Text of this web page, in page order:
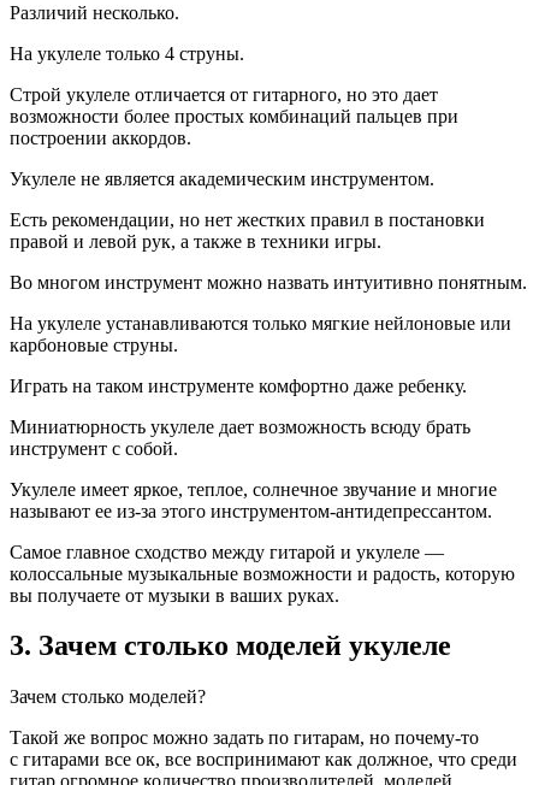
Различий несколько.
На укулеле только 4 струны.
Строй укулеле отличается от гитарного, но это дает
возможности более простых комбинаций пальцев при
построении аккордов.
Укулеле не является академическим инструментом.
Есть рекомендации, но нет жестких правил в постановки
правой и левой рук, а также в техники игры.
Во многом инструмент можно назвать интуитивно понятным.
На укулеле устанавливаются только мягкие нейлоновые или
карбоновые струны.
Играть на таком инструменте комфортно даже ребенку.
Миниатюрность укулеле дает возможность всюду брать
инструмент с собой.
Укулеле имеет яркое, теплое, солнечное звучание и многие
называют ее из-за этого инструментом-антидепрессантом.
Самое главное сходство между гитарой и укулеле —
колоссальные музыкальные возможности и радость, которую
вы получаете от музыки в ваших руках.
3. Зачем столько моделей укулеле
Зачем столько моделей?
Такой же вопрос можно задать по гитарам, но почему-то
с гитарами все ок, все воспринимают как должное, что среди